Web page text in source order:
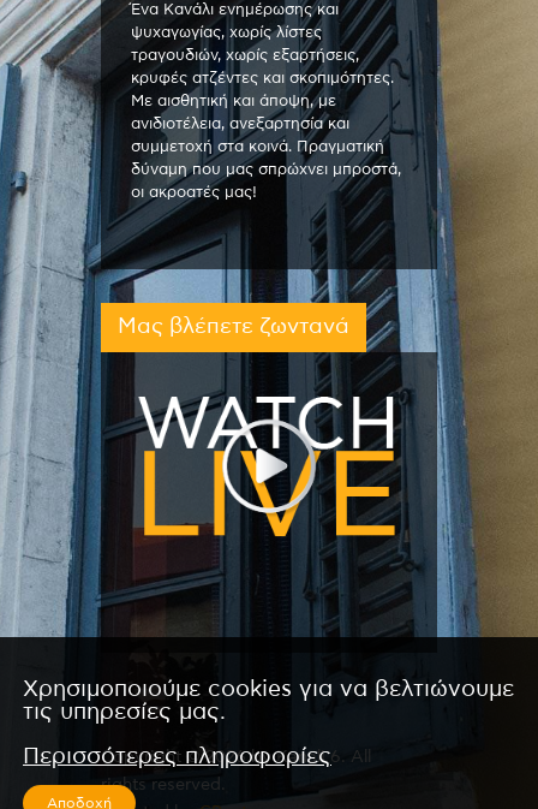
Ένα Κανάλι ενημέρωσης και
ψυχαγωγίας, χωρίς λίστες
τραγουδιών, χωρίς εξαρτήσεις,
κρυφές ατζέντες και σκοπιμότητες.
Με αισθητική και άποψη, με
ανιδιοτέλεια, ανεξαρτησία και
συμμετοχή στα κοινά. Πραγματική
δύναμη που μας σπρώχνει μπροστά,
οι ακροατές μας!
Μας βλέπετε ζωντανά
Copyright © 2026 by Kanali 6. All
rights reserved.
Χρησιμοποιούμε cookies για να βελτιώνουμε
τις υπηρεσίες μας.
Περισσότερες πληροφορίες
Αποδοχή